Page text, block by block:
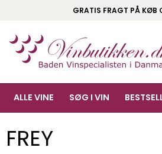
GRATIS FRAGT PÅ KØB
ALLE VINE SØG I VIN
FREY